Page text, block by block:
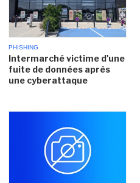
PHISHING
Intermarché victime d'une
fuite de données après
une cyberattaque